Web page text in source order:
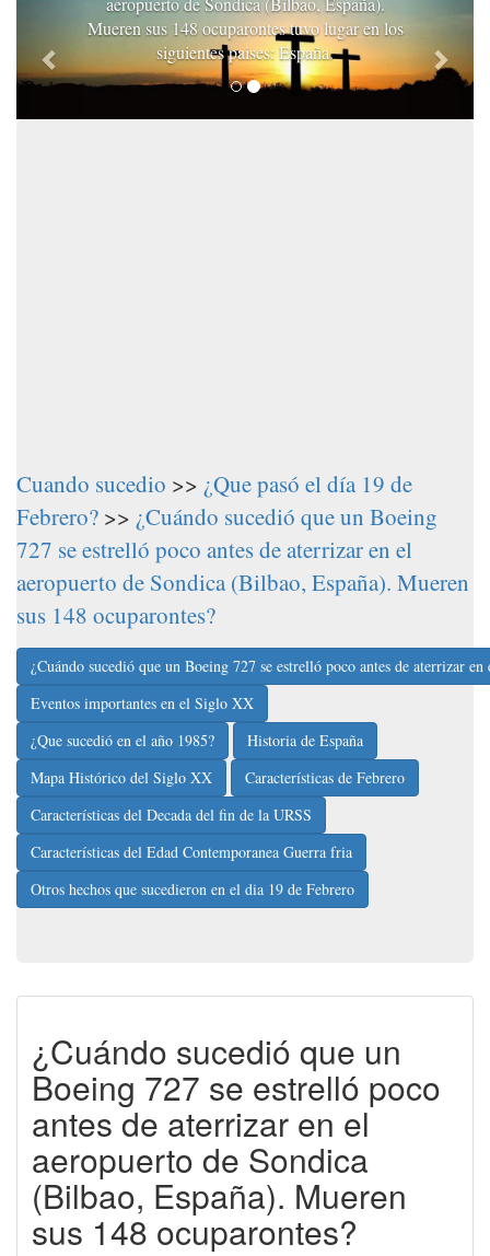
Mueren sus 148 ocuparontes tuvo lugar en los
siguientes paises: España.
Cuando sucedio >> ¿Que pasó el día 19 de
Febrero? >> ¿Cuándo sucedió que un Boeing
727 se estrelló poco antes de aterrizar en el
aeropuerto de Sondica (Bilbao, España). Mueren
sus 148 ocuparontes?
¿Cuándo sucedió que un Boeing 727 se estrelló poco antes de aterrizar
Eventos importantes en el Siglo XX
¿Que sucedió en el año 1985?
Historia de España
Mapa Histórico del Siglo XX
Características de Febrero
Características del Decada del fin de la URSS
Características del Edad Contemporanea Guerra fria
Otros hechos que sucedieron en el dia 19 de Febrero
¿Cuándo sucedió que un
Boeing 727 se estrelló poco
antes de aterrizar en el
aeropuerto de Sondica
(Bilbao, España). Mueren
sus 148 ocuparontes?